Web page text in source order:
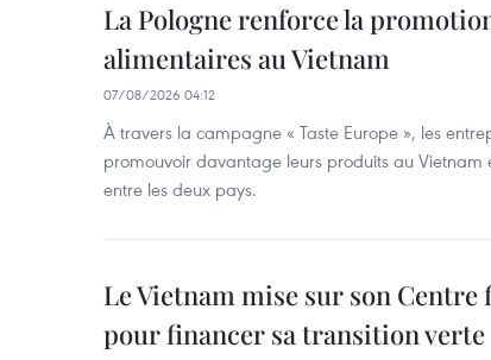
La Pologne renforce la
alimentaires au Vietnam
07/08/2026 04:12
À travers la campagne « Taste Europe », les
promouvoir davantage leurs produits au Vietnam
entre les deux pays.
Le Vietnam mise sur son
pour financer sa transition verte